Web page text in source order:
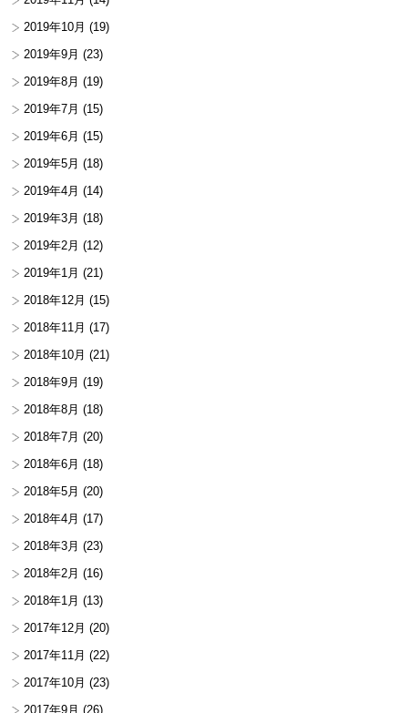
2019年10月 (19)
2019年9月 (23)
2019年8月 (19)
2019年7月 (15)
2019年6月 (15)
2019年5月 (18)
2019年4月 (14)
2019年3月 (18)
2019年2月 (12)
2019年1月 (21)
2018年12月 (15)
2018年11月 (17)
2018年10月 (21)
2018年9月 (19)
2018年8月 (18)
2018年7月 (20)
2018年6月 (18)
2018年5月 (20)
2018年4月 (17)
2018年3月 (23)
2018年2月 (16)
2018年1月 (13)
2017年12月 (20)
2017年11月 (22)
2017年10月 (23)
2017年9月 (26)